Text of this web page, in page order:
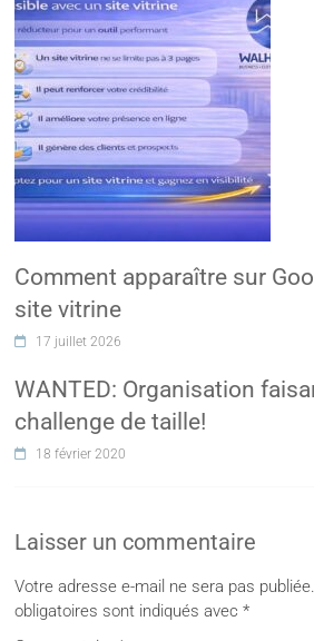
Comment apparaître sur
site vitrine
17 juillet 2026
WANTED: Organisation
challenge de taille!
18 février 2020
Laisser un commentaire
Votre adresse e-mail ne sera pas publiée.
obligatoires sont indiqués avec*